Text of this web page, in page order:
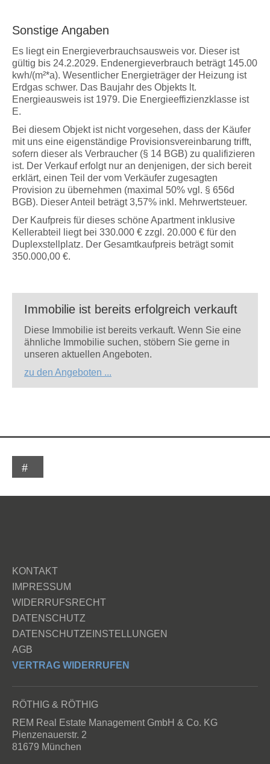
Sonstige Angaben
Es liegt ein Energieverbrauchsausweis vor. Dieser ist
gültig bis 24.2.2029. Endenergieverbrauch beträgt 145.00
kwh/(m²*a). Wesentlicher Energieträger der Heizung ist
Erdgas schwer. Das Baujahr des Objekts lt.
Energieausweis ist 1979. Die Energieeffizienzklasse ist
E.
Bei diesem Objekt ist nicht vorgesehen, dass der Käufer
mit uns eine eigenständige Provisionsvereinbarung trifft,
sofern dieser als Verbraucher (§ 14 BGB) zu qualifizieren
ist. Der Verkauf erfolgt nur an denjenigen, der sich bereit
erklärt, einen Teil der vom Verkäufer zugesagten
Provision zu übernehmen (maximal 50% vgl. § 656d
BGB). Dieser Anteil beträgt 3,57% inkl. Mehrwertsteuer.
Der Kaufpreis für dieses schöne Apartment inklusive
Kellerabteil liegt bei 330.000 € zzgl. 20.000 € für den
Duplexstellplatz. Der Gesamtkaufpreis beträgt somit
350.000,00 €.
Immobilie ist bereits erfolgreich verkauft
Diese Immobilie ist bereits verkauft. Wenn Sie eine
ähnliche Immobilie suchen, stöbern Sie gerne in
unseren aktuellen Angeboten.
zu den Angeboten ...
KONTAKT
IMPRESSUM
WIDERRUFSRECHT
DATENSCHUTZ
DATENSCHUTZEINSTELLUNGEN
AGB
VERTRAG WIDERRUFEN
RÖTHIG & RÖTHIG
REM Real Estate Management GmbH & Co. KG
Pienzenauerstr. 2
81679 München